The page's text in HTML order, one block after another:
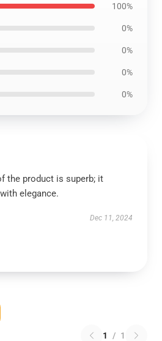
100%
0%
0%
0%
0%
the product is superb; it
elegance.
Dec 11, 2024
1 / 1